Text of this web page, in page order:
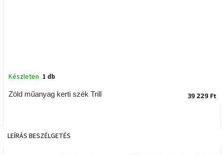
Belső
színekben
asztalon
Zöld műanyag kerti szék Trill
Készleten 1 db
39 229 Ft
LEÍRÁS BESZÉLGETÉS